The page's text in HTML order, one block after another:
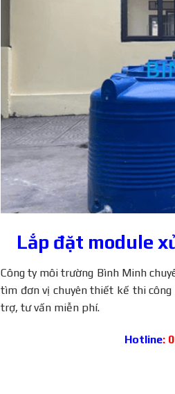
Lắp đặt module
Công ty môi trường Bình Minh
tìm đơn vị chuyên thiết kế thi
trợ, tư vấn miễn phí.
Hotline: